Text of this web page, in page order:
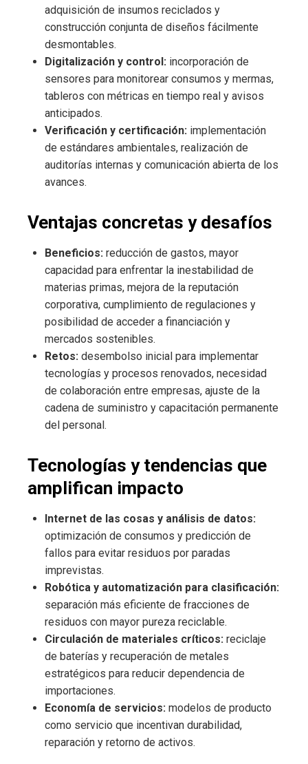
adquisición de insumos reciclados y
construcción conjunta de diseños fácilmente
desmontables.
Digitalización y control: incorporación de
sensores para monitorear consumos y mermas,
tableros con métricas en tiempo real y avisos
anticipados.
Verificación y certificación: implementación
de estándares ambientales, realización de
auditorías internas y comunicación abierta de los
avances.
Ventajas concretas y desafíos
Beneficios: reducción de gastos, mayor
capacidad para enfrentar la inestabilidad de
materias primas, mejora de la reputación
corporativa, cumplimiento de regulaciones y
posibilidad de acceder a financiación y
mercados sostenibles.
Retos: desembolso inicial para implementar
tecnologías y procesos renovados, necesidad
de colaboración entre empresas, ajuste de la
cadena de suministro y capacitación permanente
del personal.
Tecnologías y tendencias que
amplifican impacto
Internet de las cosas y análisis de datos:
optimización de consumos y predicción de
fallos para evitar residuos por paradas
imprevistas.
Robótica y automatización para clasificación:
separación más eficiente de fracciones de
residuos con mayor pureza reciclable.
Circulación de materiales críticos: reciclaje
de baterías y recuperación de metales
estratégicos para reducir dependencia de
importaciones.
Economía de servicios: modelos de producto
como servicio que incentivan durabilidad,
reparación y retorno de activos.